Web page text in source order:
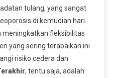
tulang, yang sangat
di kemudian hari.
meningkatkan fleksibilitas
yang sering terabaikan ini
risiko cedera dan
, tentu saja, adalah